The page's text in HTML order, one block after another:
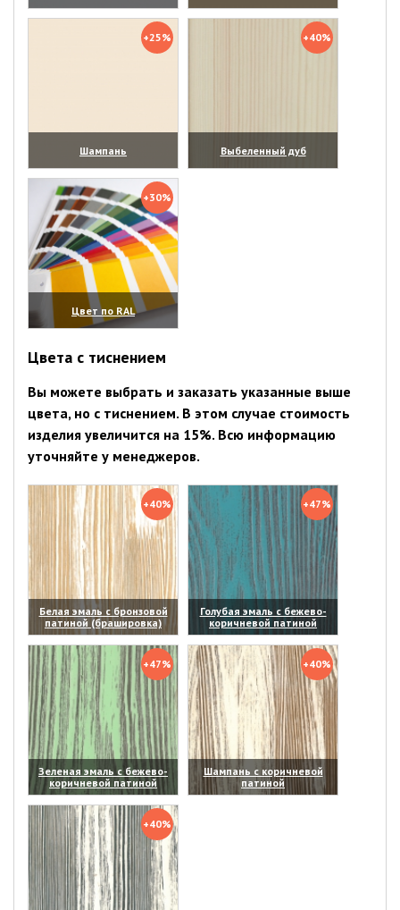
(увеличить)
(увеличить)
+25%
Шампань
(увеличить)
+40%
Выбеленный дуб
(увеличить)
+30%
Цвет по RAL
(увеличить)
Цвета с тиснением
Вы можете выбрать и заказать указанные выше
цвета, но с тиснением. В этом случае стоимость
изделия увеличится на 15%. Всю информацию
уточняйте у менеджеров.
+40%
Белая эмаль с бронзовой
патиной (брашировка)
(увеличить)
+47%
Голубая эмаль с бежево-
коричневой патиной
(увеличить)
+47%
Зеленая эмаль с бежево-
коричневой патиной
(увеличить)
+40%
Шампань с коричневой
патиной
(увеличить)
+40%